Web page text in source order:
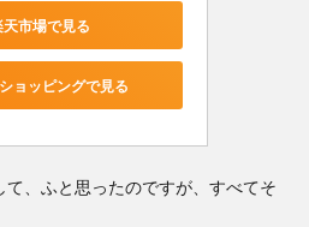
天市場で見る
ョッピングで見る
、ふと思ったのですが、すべてそ